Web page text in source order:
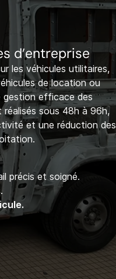
d’entreprise
les véhicules utilitaires,
de location ou
gestion efficace des
sous 48h à 96h,
et une réduction des
précis et soigné.